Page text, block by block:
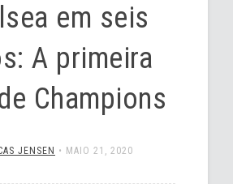
em seis
A primeira
Champions
JENSEN • MAIO 21, 2020